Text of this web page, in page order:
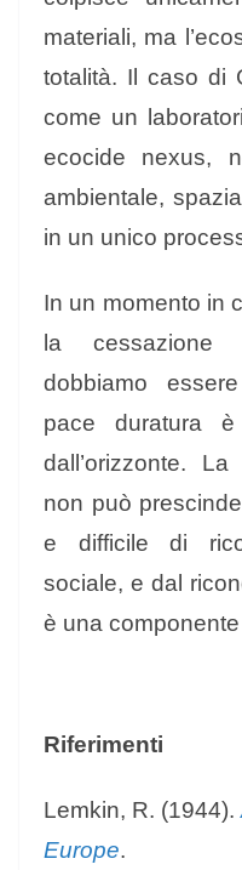
materiali, ma
totalità. Il caso di
come un
ecocide nexus,
ambientale,
in un unico
In un momento in
la cessazione
dobbiamo
pace duratura
dall’orizzonte.
non può
e difficile di
sociale, e dal
è una
Riferimenti
Lemkin, R. (1944).
Europe.